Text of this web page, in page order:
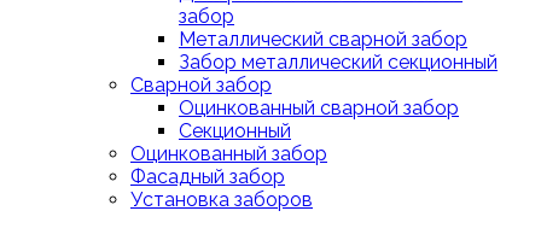
забор
Металлический сварной забор
Забор металлический секционный
Сварной забор
Оцинкованный сварной забор
Секционный
Оцинкованный забор
Фасадный забор
Установка заборов